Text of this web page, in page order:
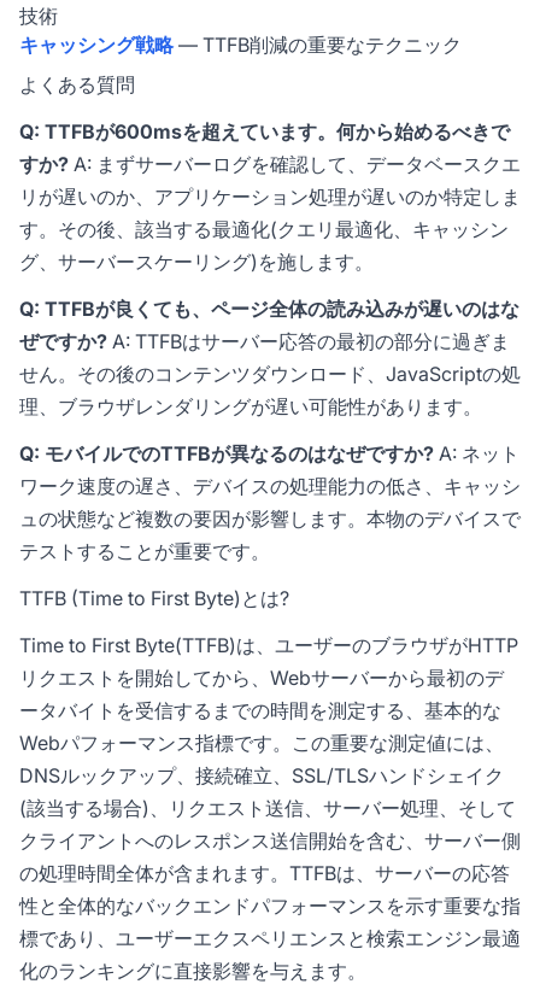
技術
キャッシング戦略— TTFB削減の重要なテクニック
よくある質問
Q: TTFBが600msを超えています。何から始めるべきで
すか? A: まずサーバーログを確認して、データベースクエ
リが遅いのか、アプリケーション処理が遅いのか特定しま
す。その後、該当する最適化(クエリ最適化、キャッシン
グ、サーバースケーリング)を施します。
Q: TTFBが良くても、ページ全体の読み込みが遅いのはな
ぜですか? A: TTFBはサーバー応答の最初の部分に過ぎま
せん。その後のコンテンツダウンロード、JavaScriptの処
理、ブラウザレンダリングが遅い可能性があります。
Q: モバイルでのTTFBが異なるのはなぜですか? A: ネット
ワーク速度の遅さ、デバイスの処理能力の低さ、キャッシ
ュの状態など複数の要因が影響します。本物のデバイスで
テストすることが重要です。
TTFB (Time to First Byte)とは?
Time to First Byte(TTFB)は、ユーザーのブラウザがHTTP
リクエストを開始してから、Webサーバーから最初のデ
ータバイトを受信するまでの時間を測定する、基本的な
Webパフォーマンス指標です。この重要な測定値には、
DNSルックアップ、接続確立、SSL/TLSハンドシェイク
(該当する場合)、リクエスト送信、サーバー処理、そして
クライアントへのレスポンス送信開始を含む、サーバー側
の処理時間全体が含まれます。TTFBは、サーバーの応答
性と全体的なバックエンドパフォーマンスを示す重要な指
標であり、ユーザーエクスペリエンスと検索エンジン最適
化のランキングに直接影響を与えます。